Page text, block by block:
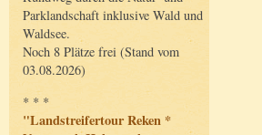
Parklandschaft inklusive Wald und
Waldsee.
Noch 8 Plätze frei (Stand vom
03.08.2026)
* * *
"Landstreifertour Reken *